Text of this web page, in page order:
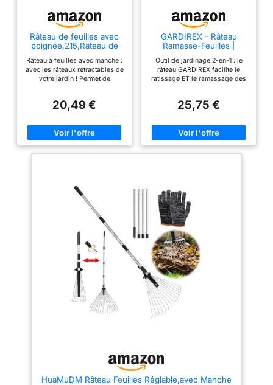
Râteau de feuilles avec
poignée,215,Râteau de
jardin pour feuilles râteau
avec poignée,Râteau
pour le nettoyage des
des cours
Râteau à feuilles avec manche :
avec les râteaux rétractables de
votre jardin ! Permet de
l'herbe coupée, le relâchement
que ce soit sur des pelouses
tentaculaires ou sous des haies
et des parterres de fleurs.
REMARQUE: Il ne s'agit pas
longueur de la tige est tout
aussi facile à régler, il suffit de
le ranger facilement à travers
les supports et de le ranger
partout sans prendre de place.
La tige peut être ajustée en
longueur pour s'adapter à la
taille de l'utilisateur.
Multifonction : notre râteau à
feuilles rétractable peut être
étendu de 45 cm à 215 cm, ce
qui facilite l'accès à de petites
zones sous les buissons, entre
les fleurs ou dans le jardin.
Avec ce râteau de jardin, vous
râteau à feuilles en métal a été
déformation et à la rupture. Il est
20,49 €
GARDIREX - Râteau
Ramasse-Feuilles |
2m, Tête 70cm
Séparable | Feuilles,
Branches, Herbe Coupée
Outil de jardinage 2-en-1 : le
râteau GARDIREX facilite le
ratissage ET le ramassage des
l'année, avec une pelouse saine
dents souples aux extrémités
recourbées, la très large tête du
râteau GARDIREX a l'avantage
de ratisser les feuilles mortes
GARDIREX vous permet
d'accéder facilement aux
endroits exigus en déclipsant
une des 2 têtes en
polypropylène. Confort
d'utilisation optimal : ramassez
les déchets au sol sans vous
baisser ! En utilisant les 2
parties de la tête du râteau,
ramassez en une seule fois un
grand nombre de feuilles et
brindilles. Entretenir sa pelouse
sans efforts : léger et robuste,
le râteau ramasse feuilles
25,75 €
HuaMuDM Râteau Feuilles Réglable,avec Manche